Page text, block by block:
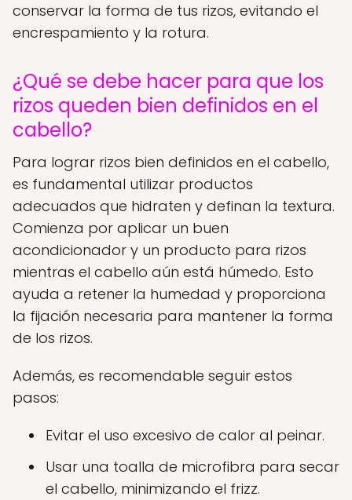
conservar la forma de tus rizos, evitando el
encrespamiento y la rotura.
¿Qué se debe hacer para que los
rizos queden bien definidos en el
cabello?
Para lograr rizos bien definidos en el cabello,
es fundamental utilizar productos
adecuados que hidraten y definan la textura.
Comienza por aplicar un buen
acondicionador y un producto para rizos
mientras el cabello aún está húmedo. Esto
ayuda a retener la humedad y proporciona
la fijación necesaria para mantener la forma
de los rizos.
Además, es recomendable seguir estos
pasos:
Evitar el uso excesivo de calor al peinar.
Usar una toalla de microfibra para secar
el cabello, minimizando el frizz.